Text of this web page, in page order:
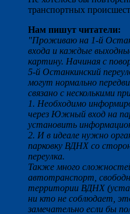
транспортных
Нам пишут читатели:
"Проживаю на 1-й
входа и каждые
картину. Начиная с
5-й Останкинский
могут нормально
связано с несколькими
1. Необходимо
через Южный вход на
установить
2. И в идеале нужно
парковку ВДНХ со
переулка.
Также много
автотранспорт,
территории ВДНХ
ни кто не соблюдает,
замечательно если бы